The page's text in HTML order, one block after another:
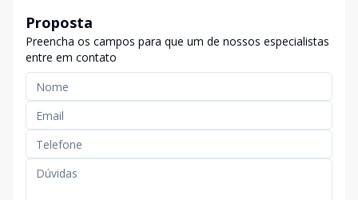
Proposta
Preencha os campos para que um de nossos especialistas
entre em contato